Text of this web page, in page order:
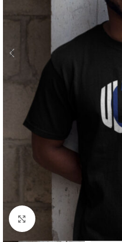
Click to enlarge